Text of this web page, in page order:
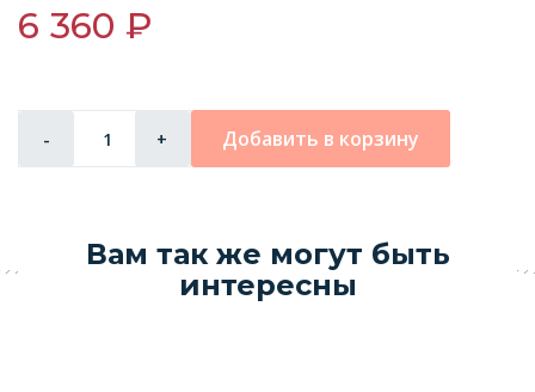
6 360 ₽
- + Добавить в корзину
Вам так же могут быть
интересны